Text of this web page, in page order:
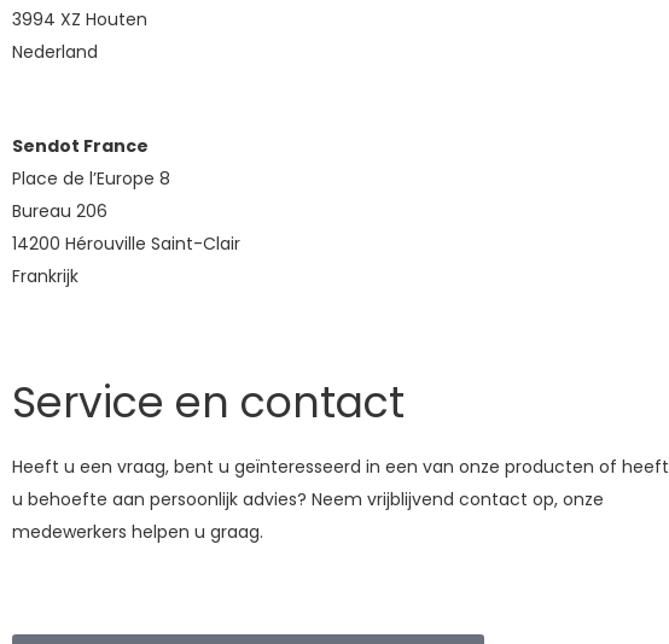
3994 XZ Houten
Nederland
Sendot France
Place de l’Europe 8
Bureau 206
14200 Hérouville Saint-Clair
Frankrijk
Service en contact
Heeft u een vraag, bent u geïnteresseerd in een van onze producten of heeft
u behoefte aan persoonlijk advies? Neem vrijblijvend contact op, onze
medewerkers helpen u graag.